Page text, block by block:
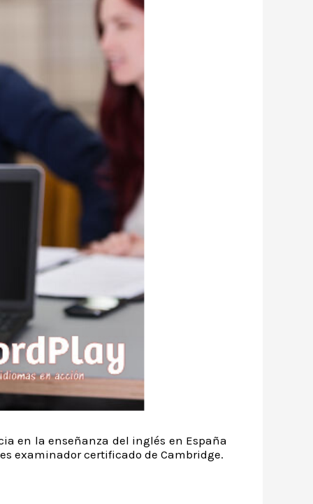
en la enseñanza del inglés en España
examinador certificado de Cambridge.